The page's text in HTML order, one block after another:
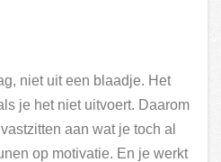
niet uit een blaadje. Het
je het niet uitvoert. Daarom
aan wat je toch al
op motivatie. En je werkt